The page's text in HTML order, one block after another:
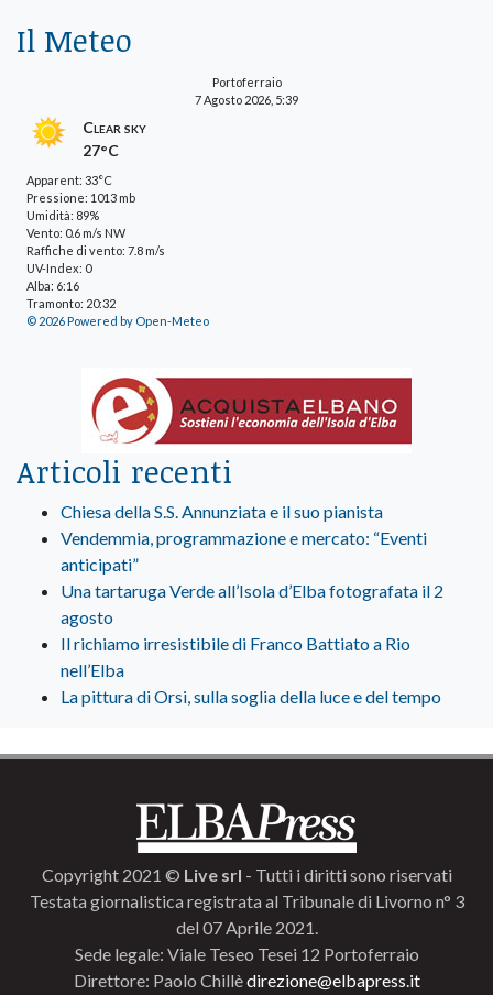
Il Meteo
Portoferraio
7 Agosto 2026, 5:39
Clear sky
27°C
Apparent: 33°C
Pressione: 1013 mb
Umidità: 89%
Vento: 0.6 m/s NW
Raffiche di vento: 7.8 m/s
UV-Index: 0
Alba: 6:16
Tramonto: 20:32
© 2026 Powered by Open-Meteo
Articoli recenti
Chiesa della S.S. Annunziata e il suo pianista
Vendemmia, programmazione e mercato: “Eventi
anticipati”
Una tartaruga Verde all’Isola d’Elba fotografata il 2
agosto
Il richiamo irresistibile di Franco Battiato a Rio
nell’Elba
La pittura di Orsi, sulla soglia della luce e del tempo
Copyright 2021 © Live srl - Tutti i diritti sono riservati
Testata giornalistica registrata al Tribunale di Livorno n° 3
del 07 Aprile 2021.
Sede legale: Viale Teseo Tesei 12 Portoferraio
Direttore: Paolo Chillèdirezione@elbapress.it